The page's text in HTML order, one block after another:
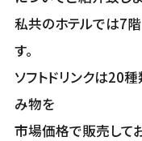
私共のホテルでは7
す。
ソフトドリンクは20
み物を
市場価格で販売してお